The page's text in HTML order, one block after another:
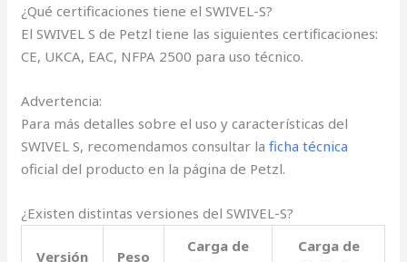
¿Qué certificaciones tiene el SWIVEL-S?
El SWIVEL S de Petzl tiene las siguientes certificaciones:
CE, UKCA, EAC, NFPA 2500 para uso técnico.
Advertencia:
Para más detalles sobre el uso y características del
SWIVEL S, recomendamos consultar laficha técnica
oficial del producto en la página de Petzl.
¿Existen distintas versiones del SWIVEL-S?
Versión Peso
Carga de
Carga de